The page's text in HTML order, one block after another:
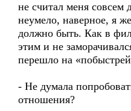
не считал меня совсем
неумело, наверное, я
должно быть. Как в
этим и не
перешло на
- Не думала
отношения?